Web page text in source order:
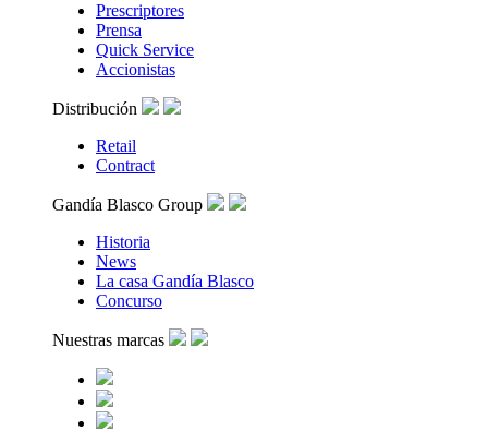
Prescriptores
Prensa
Quick Service
Accionistas
Distribución
Retail
Contract
Gandía Blasco Group
Historia
News
La casa Gandía Blasco
Concurso
Nuestras marcas